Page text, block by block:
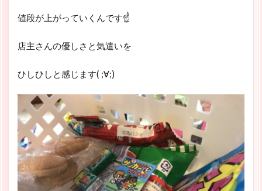
値段が上がっていくんです☝
店主さんの優しさと気遣いを
ひしひしと感じます( ;∀;)